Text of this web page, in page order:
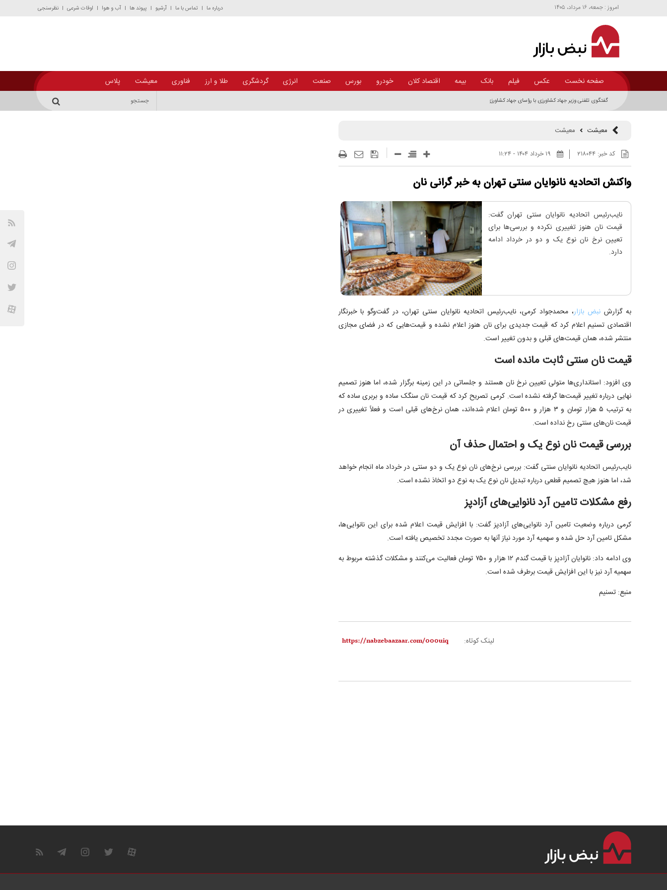
امروز : جمعه، ۱۶ مرداد، ۱۴۰۵ درباره ما تماس با ما آرشیو پیوند ها آب و هوا اوقات شرعی نظرسنجی
صفحه نخست عکس فیلم بانک بیمه اقتصاد کلان خودرو بورس صنعت انرژی گردشگری طلا و ارز فناوری معیشت پلاس
گفتگوی تلفنی وزیر جهاد کشاورزی با رؤسای جهاد کشاورزی ۴ استان/ امنیت غذایی در سراسر کشور برقرار است
معیشت معیشت
کد خبر:۲۱۸۰۴۴
واکنش اتحادیه نانوایان سنتی تهران به خبر گرانی نان
نایب‌رئیس اتحادیه نانوایان سنتی تهران گفت:
قیمت نان هنوز تغییری نکرده و بررسی‌ها برای
تعیین نرخ نان نوع یک و دو در خرداد ادامه
دارد.
به گزارش نبض بازار، محمدجواد کرمی، نایب‌رئیس اتحادیه نانوایان سنتی تهران، در گفت‌و‌گو با خبرنگار
اقتصادی تسنیم اعلام کرد که قیمت جدیدی برای نان هنوز اعلام نشده و قیمت‌هایی که در فضای مجازی
منتشر شده، همان قیمت‌های قبلی و بدون تغییر است.
قیمت نان سنتی ثابت مانده است
وی افزود: استانداری‌ها متولی تعیین نرخ نان هستند و جلساتی در این زمینه برگزار شده، اما هنوز تصمیم
نهایی درباره تغییر قیمت‌ها گرفته نشده است. کرمی تصریح کرد که قیمت نان سنگک ساده و بربری ساده که
به ترتیب ۵ هزار تومان و ۳ هزار و ۵۰۰ تومان اعلام شده‌اند، همان نرخ‌های قبلی است و فعلاً تغییری در
قیمت نان‌های سنتی رخ نداده است.
بررسی قیمت نان نوع یک و احتمال حذف آن
نایب‌رئیس اتحادیه نانوایان سنتی گفت: بررسی نرخ‌های نان نوع یک و دو سنتی در خرداد ماه انجام خواهد
شد، اما هنوز هیچ تصمیم قطعی درباره تبدیل نان نوع یک به نوع دو اتخاذ نشده است.
رفع مشکلات تامین آرد نانوایی‌های آزادپز
کرمی درباره وضعیت تامین آرد نانوایی‌های آزادپز گفت: با افزایش قیمت اعلام شده برای این نانوایی‌ها،
مشکل تامین آرد حل شده و سهمیه آرد مورد نیاز آنها به صورت مجدد تخصیص یافته است.
وی ادامه داد: نانوایان آزادپز با قیمت گندم ۱۲ هزار و ۷۵۰ تومان فعالیت می‌کنند و مشکلات گذشته مربوط به
سهمیه آرد نیز با این افزایش قیمت برطرف شده است.
منبع: تسنیم
لینک کوتاه: